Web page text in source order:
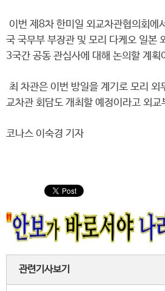
이번 제8차 한미일 외교차관협의회에
국 국무부 부장관 및 모리 다케오 일본
3국간 공동 관심사에 대해 논의할 계획
최 차관은 이번 방일을 계기로 모리 외
교차관 회담도 개최할 예정이라고 외
코나스 이숙경 기자
관련기사보기